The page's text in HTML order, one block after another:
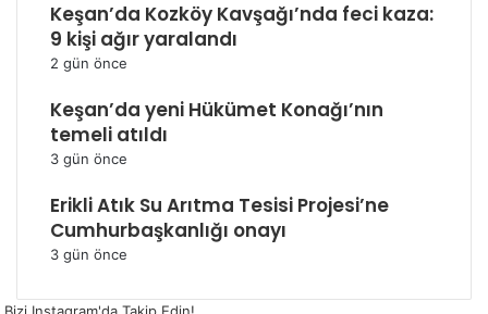
Keşan’da Kozköy Kavşağı’nda feci kaza:
9 kişi ağır yaralandı
2 gün önce
Keşan’da yeni Hükümet Konağı’nın
temeli atıldı
3 gün önce
Erikli Atık Su Arıtma Tesisi Projesi’ne
Cumhurbaşkanlığı onayı
3 gün önce